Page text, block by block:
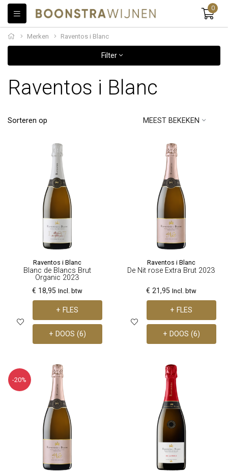
0
Merken Raventos i Blanc
Filter
Raventos i Blanc
Sorteren op MEEST BEKEKEN
Raventos i Blanc
Blanc de Blancs Brut
Organic 2023
€ 18,95 Incl. btw
+ FLES
+ DOOS (6)
Raventos i Blanc
De Nit rose Extra Brut 2023
€ 21,95 Incl. btw
+ FLES
+ DOOS (6)
-20%